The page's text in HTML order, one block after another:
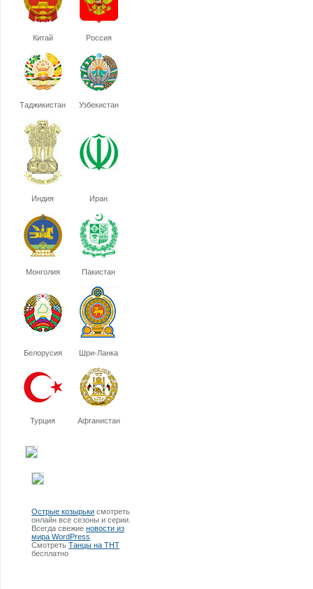
Китай Россия
Таджикистан Узбекистан
Индия Иран
Монголия Пакистан
Белорусия Шри-Ланка
Турция Афганистан
Острые козырьки смотреть
онлайн все сезоны и серии.
Всегда свежие новости из
мира WordPress
Смотреть Танцы на ТНТ
бесплатно